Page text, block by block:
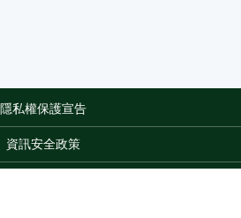
隱私權保護宣告
資訊安全政策